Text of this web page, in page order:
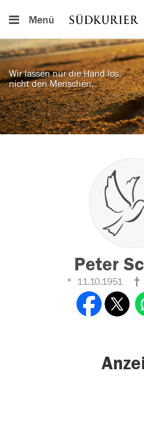
Menü
Wir lassen nur die Hand los,
nicht den Menschen.
Peter
11.10.1951